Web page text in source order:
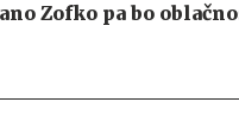
Zofko pa bo